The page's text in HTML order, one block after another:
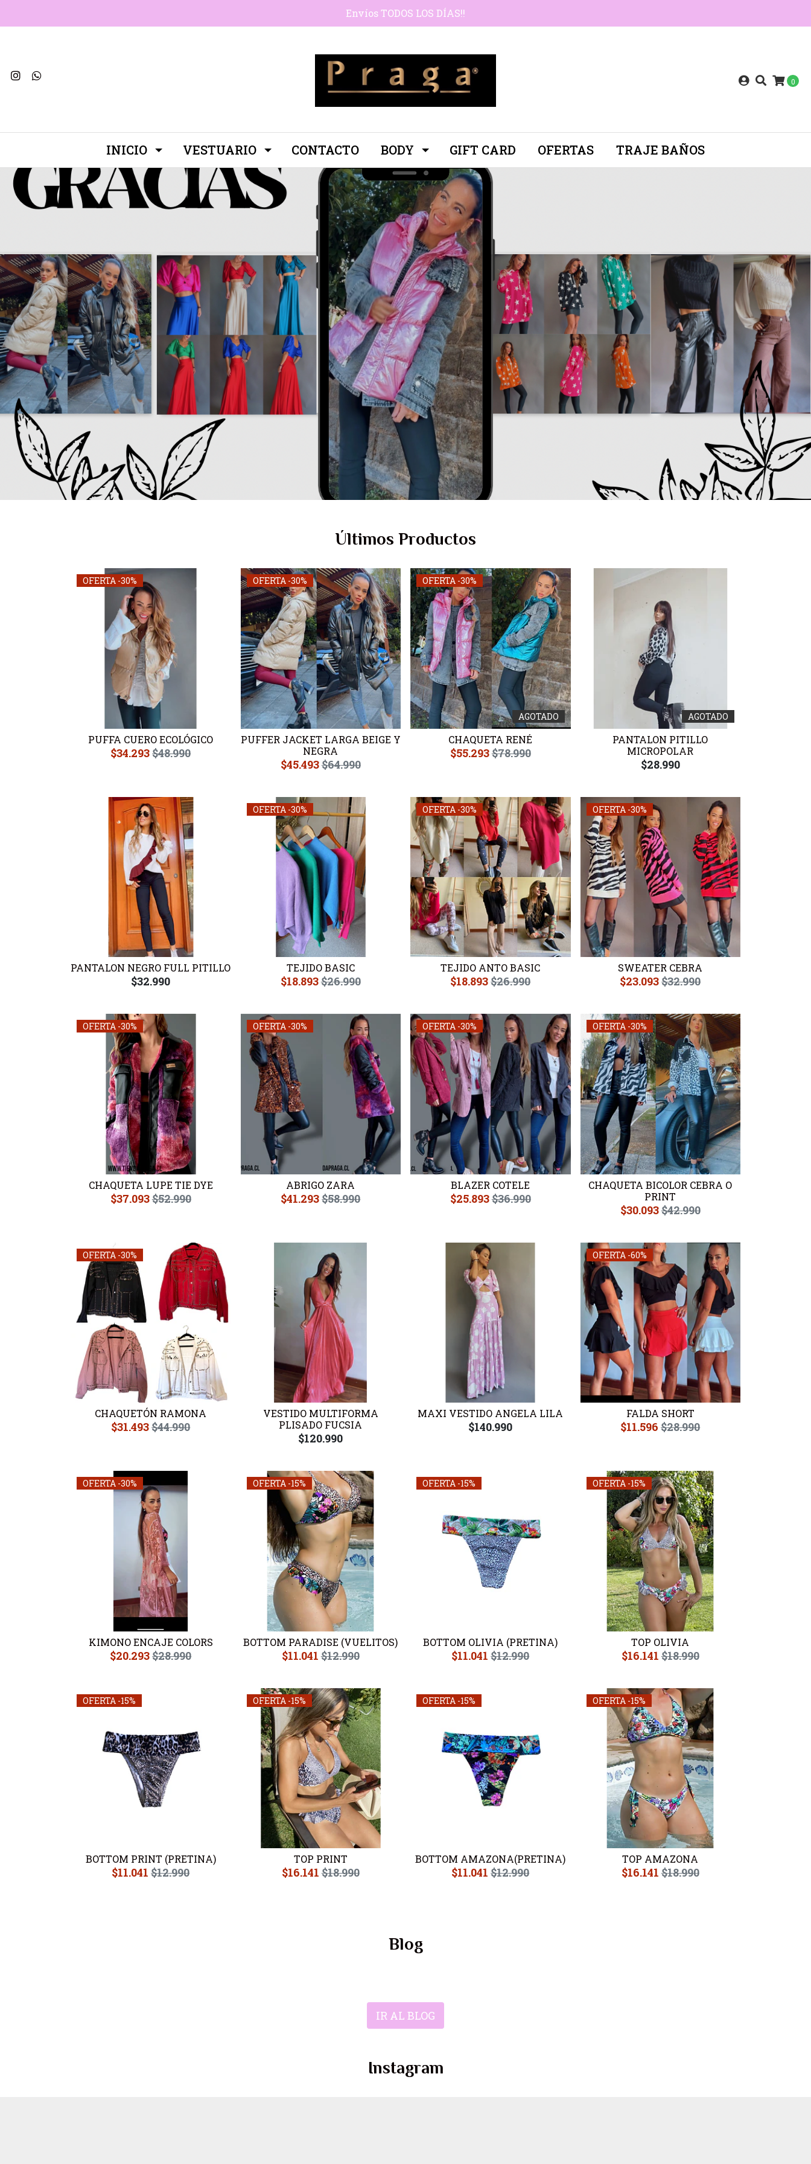
Envíos TODOS LOS DÍAS!!
0
INICIO VESTUARIO CONTACTO BODY GIFT CARD OFERTAS TRAJE BAÑOS
Últimos Productos
OFERTA -30%
PUFFA CUERO ECOLÓGICO
$34.293$48.990
OFERTA -30%
PUFFER JACKET LARGA BEIGE Y
NEGRA
$45.493$64.990
OFERTA -30%
AGOTADO
CHAQUETA RENÉ
$55.293$78.990
AGOTADO
PANTALON PITILLO
MICROPOLAR
$28.990
PANTALON NEGRO FULL PITILLO
$32.990
OFERTA -30%
TEJIDO BASIC
$18.893$26.990
OFERTA -30%
TEJIDO ANTO BASIC
$18.893$26.990
OFERTA -30%
SWEATER CEBRA
$23.093$32.990
OFERTA -30%
CHAQUETA LUPE TIE DYE
$37.093$52.990
OFERTA -30%
ABRIGO ZARA
$41.293$58.990
OFERTA -30%
BLAZER COTELE
$25.893$36.990
OFERTA -30%
CHAQUETA BICOLOR CEBRA O
PRINT
$30.093$42.990
OFERTA -30%
CHAQUETÓN RAMONA
$31.493$44.990
VESTIDO MULTIFORMA
PLISADO FUCSIA
$120.990
MAXI VESTIDO ANGELA LILA
$140.990
OFERTA -60%
FALDA SHORT
$11.596 $28.990
OFERTA -30%
KIMONO ENCAJE COLORS
$20.293$28.990
OFERTA -15%
BOTTOM PARADISE (VUELITOS)
$11.041$12.990
OFERTA -15%
BOTTOM OLIVIA (PRETINA)
$11.041 $12.990
OFERTA -15%
TOP OLIVIA
$16.141$18.990
OFERTA -15%
BOTTOM PRINT (PRETINA)
$11.041 $12.990
OFERTA -15%
TOP PRINT
$16.141$18.990
OFERTA -15%
BOTTOM AMAZONA(PRETINA)
$11.041 $12.990
OFERTA -15%
TOP AMAZONA
$16.141$18.990
Blog
IR AL BLOG
Instagram